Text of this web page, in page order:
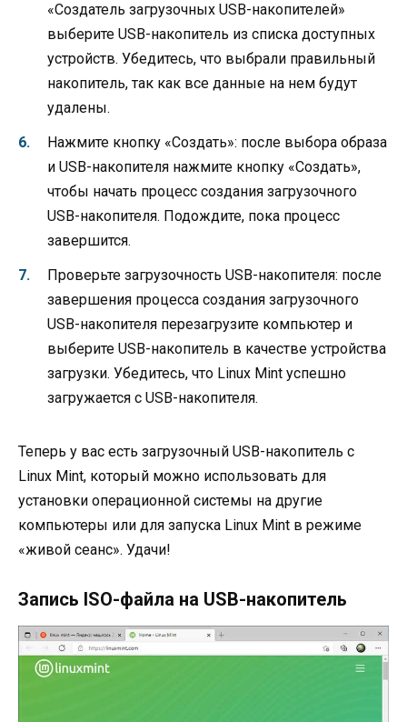
«Создатель загрузочных USB-накопителей»
выберите USB-накопитель из списка доступных
устройств. Убедитесь, что выбрали правильный
накопитель, так как все данные на нем будут
удалены.
Нажмите кнопку «Создать»: после выбора образа
и USB-накопителя нажмите кнопку «Создать»,
чтобы начать процесс создания загрузочного
USB-накопителя. Подождите, пока процесс
завершится.
Проверьте загрузочность USB-накопителя: после
завершения процесса создания загрузочного
USB-накопителя перезагрузите компьютер и
выберите USB-накопитель в качестве устройства
загрузки. Убедитесь, что Linux Mint успешно
загружается с USB-накопителя.
Теперь у вас есть загрузочный USB-накопитель с
Linux Mint, который можно использовать для
установки операционной системы на другие
компьютеры или для запуска Linux Mint в режиме
«живой сеанс». Удачи!
Запись ISO-файла на USB-накопитель